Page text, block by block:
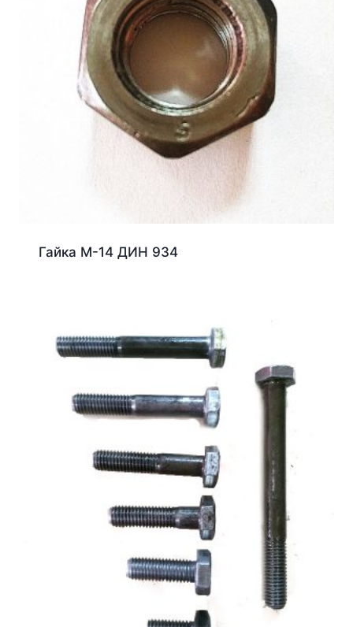
Гайка М-14 ДИН 934